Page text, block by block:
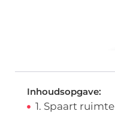
Inhoudsopgave:
1. Spaart ruimte